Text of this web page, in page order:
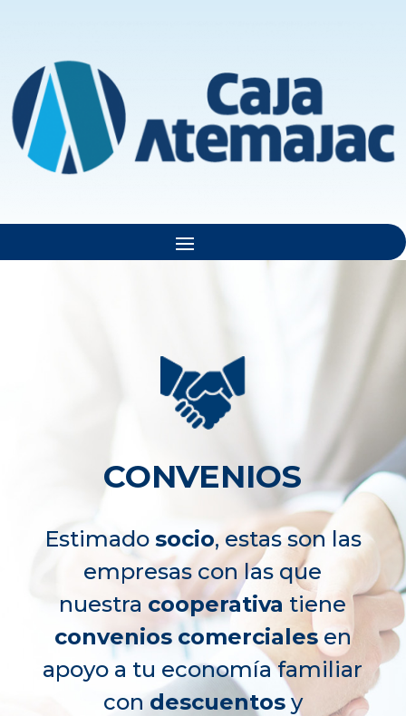
CONVENIOS
Estimado socio, estas son las
empresas con las que
nuestra cooperativa tiene
convenios comercialesen
apoyo a tu economía familiar
con descuentosy